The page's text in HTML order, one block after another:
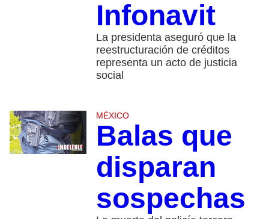
Infonavit
La presidenta aseguró que la
reestructuración de créditos
representa un acto de justicia
social
MÉXICO
Balas que
disparan
sospechas